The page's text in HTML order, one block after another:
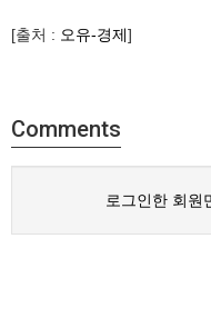
[출처 : 오유-경제]
Comments
로그인한 회원